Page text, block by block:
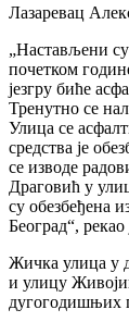
Лазаревац
„Настављени
почетком
језгру биће
Тренутно се
Улица се
средства је
се изводе
Драговић у
су обезбеђена
Београд“, рекао
Жичка улица у
и улицу
дугогодишњих